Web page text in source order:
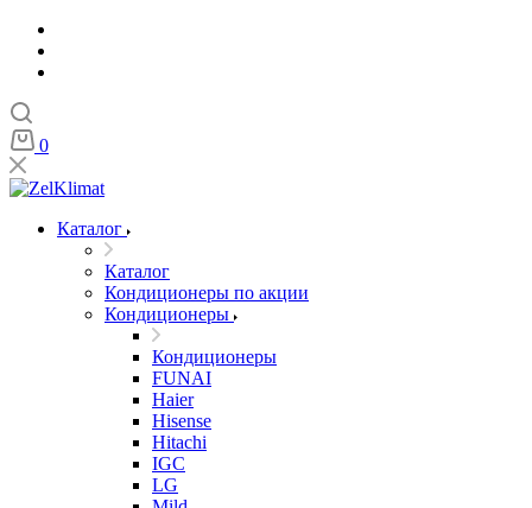
0
Каталог
Каталог
Кондиционеры по акции
Кондиционеры
Кондиционеры
FUNAI
Haier
Hisense
Hitachi
IGC
LG